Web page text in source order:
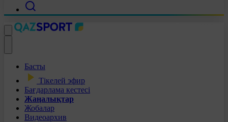
Басты
Тікелей эфир
Бағдарлама кестесі
Жаңалықтар
Жобалар
Видеоархив